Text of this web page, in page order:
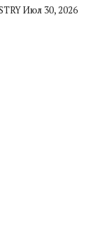
Июл 30, 2026